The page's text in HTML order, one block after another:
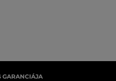
GARANCIÁJA